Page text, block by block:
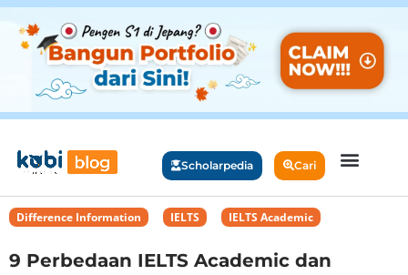
Scholarpedia Cari
Difference Information IELTS IELTS Academic
9 Perbedaan IELTS Academic dan